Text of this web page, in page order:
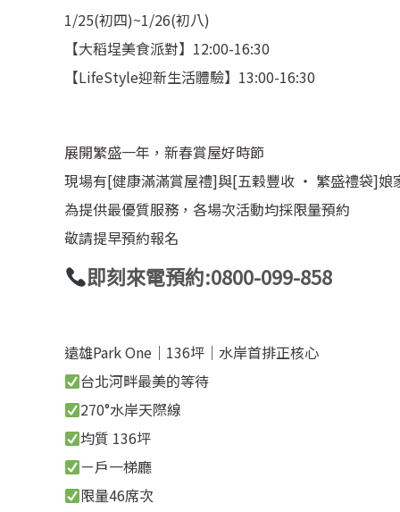
1/25(初四)~1/26(初八)
【大稻埕美食派對】12:00-16:30
【LifeStyle迎新生活體驗】13:00-16:30
展開繁盛一年，新春賞屋好時節
現場有[健康滿滿賞屋禮]與[五穀豐收 ‧ 繁盛禮袋]娘
為提供最優質服務，各場次活動均採限量預約
敬請提早預約報名
即刻來電預約:0800-099-858
遠雄Park One｜136坪｜水岸首排正核心
台北河畔最美的等待
270°水岸天際線
均質 136坪
ㄧ戶一梯廳
限量46席次